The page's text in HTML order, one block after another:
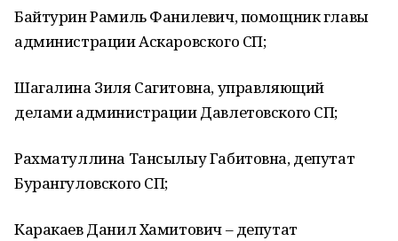
Байтурин Рамиль Фанилевич, помощник главы
администрации Аскаровского СП;
Шагалина Зиля Сагитовна, управляющий
делами администрации Давлетовского СП;
Рахматуллина Тансылыу Габитовна, депутат
Бурангуловского СП;
Каракаев Данил Хамитович – депутат